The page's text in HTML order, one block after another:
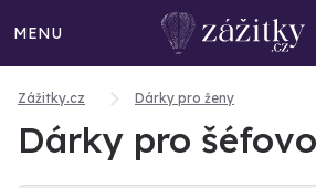
MENU
Zážitky.cz Dárky pro ženy
Dárky pro